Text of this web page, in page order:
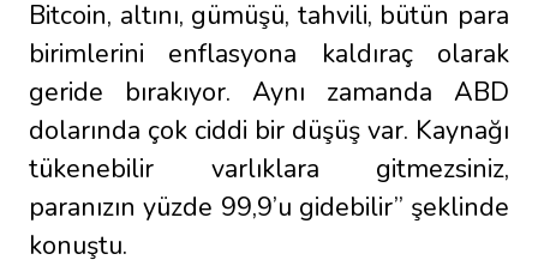
Bitcoin, altını, gümüşü, tahvili, bütün para
birimlerini enflasyona kaldıraç olarak
geride bırakıyor. Aynı zamanda ABD
dolarında çok ciddi bir düşüş var. Kaynağı
tükenebilir varlıklara gitmezsiniz,
paranızın yüzde 99,9’u gidebilir” şeklinde
konuştu.